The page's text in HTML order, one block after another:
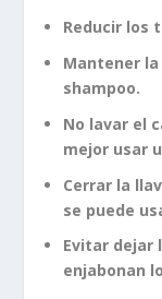
Reducir los
Mantener
shampoo.
No lavar el
mejor usar
Cerrar la
se puede
Evitar dejar
enjabonan